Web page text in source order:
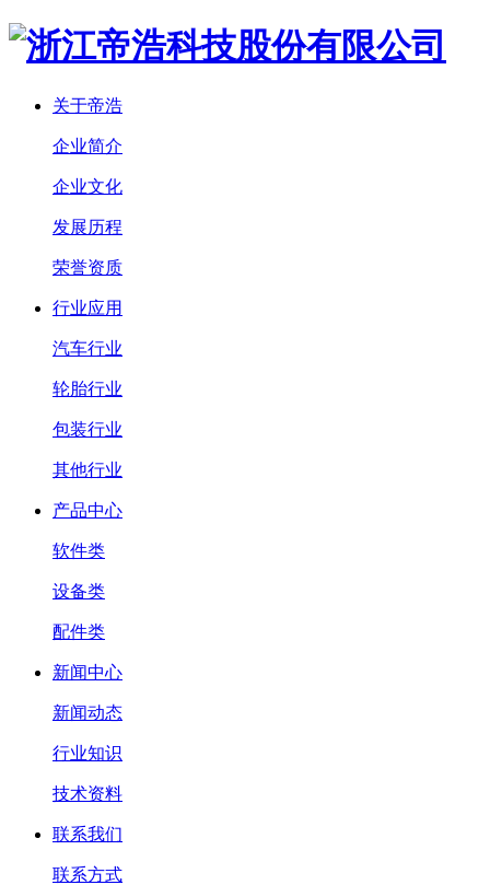
关于帝浩
企业简介
企业文化
发展历程
荣誉资质
行业应用
汽车行业
轮胎行业
包装行业
其他行业
产品中心
软件类
设备类
配件类
新闻中心
新闻动态
行业知识
技术资料
联系我们
联系方式